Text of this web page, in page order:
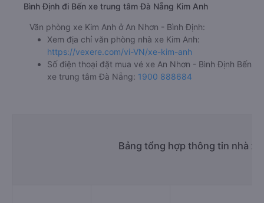
Bình Định đi Bến xe trung tâm Đà Nẵng Kim Anh
Văn phòng xe Kim Anh ở An Nhơn - Bình Định:
Xem địa chỉ văn phòng nhà xe Kim Anh:
https://vexere.com/vi-VN/xe-kim-anh
Số điện thoại đặt mua vé xe An Nhơn - Bình Định Bến
xe trung tâm Đà Nẵng: 1900 888684
Bảng tổng hợp thông tin nhà